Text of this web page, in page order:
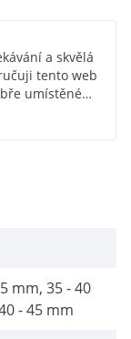
a skvělá
tento web
umístěné
mm, 35 - 40
- 45 mm